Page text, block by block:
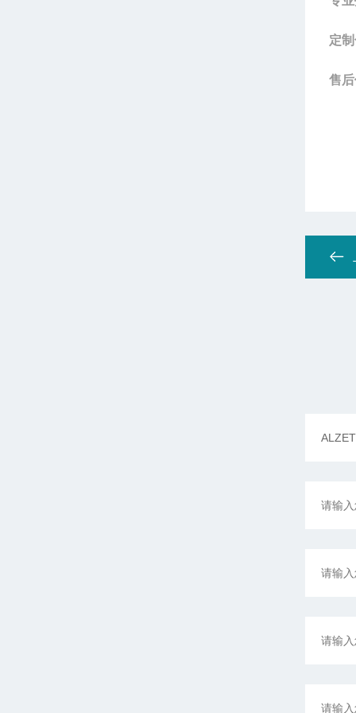
定
售